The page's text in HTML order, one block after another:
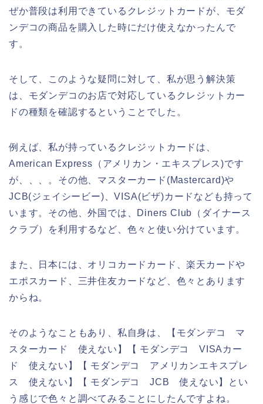
ぜか普段は利用できているクレジットカードが、モダ
ンデコの商品を購入した時にだけ使えなかったんで
す。
そして、このような疑問に対して、私が思う解決策
は、モダンデコのお店で対応しているクレジットカー
ドの種類を確認するということでした。
例えば、私が持っているクレジットカードは、
American Express（アメリカン・エキスプレス)です
が、、、。その他、マスターカード(Mastercard)や
JCB(ジェイシービー)、VISA(ビザ)カードなども持って
います。その他、外国では、Diners Club（ダイナース
クラブ）を利用するなど、色々と使い分けています。
また、日本には、オリコカードカード、楽天カードや
エポスカード、三井住友カードなど、色々とあります
からね。
そのようなこともあり、私自身は、【モダンデコ マ
スターカード 使えない】【 モダンデコ VISAカー
ド 使えない】【 モダンデコ アメリカンエキスプレ
ス 使えない】【 モダンデコ JCB 使えない】とい
う感じで色々と調べてみることにしたんですよね。